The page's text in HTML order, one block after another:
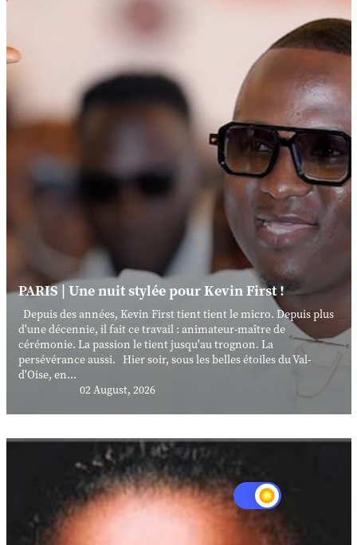
PARIS | Une nuit stylée pour Kevin First !
Depuis des années, Kevin First tient tient le micro. Depuis plus
d'une décennie, il fait ce travail : animateur-maître de
cérémonie. La passion le tient jusqu'au trognon. La
persévérance aussi. Hier soir, sous les belles étoiles du Val-
d'Oise, en...
02 August, 2026